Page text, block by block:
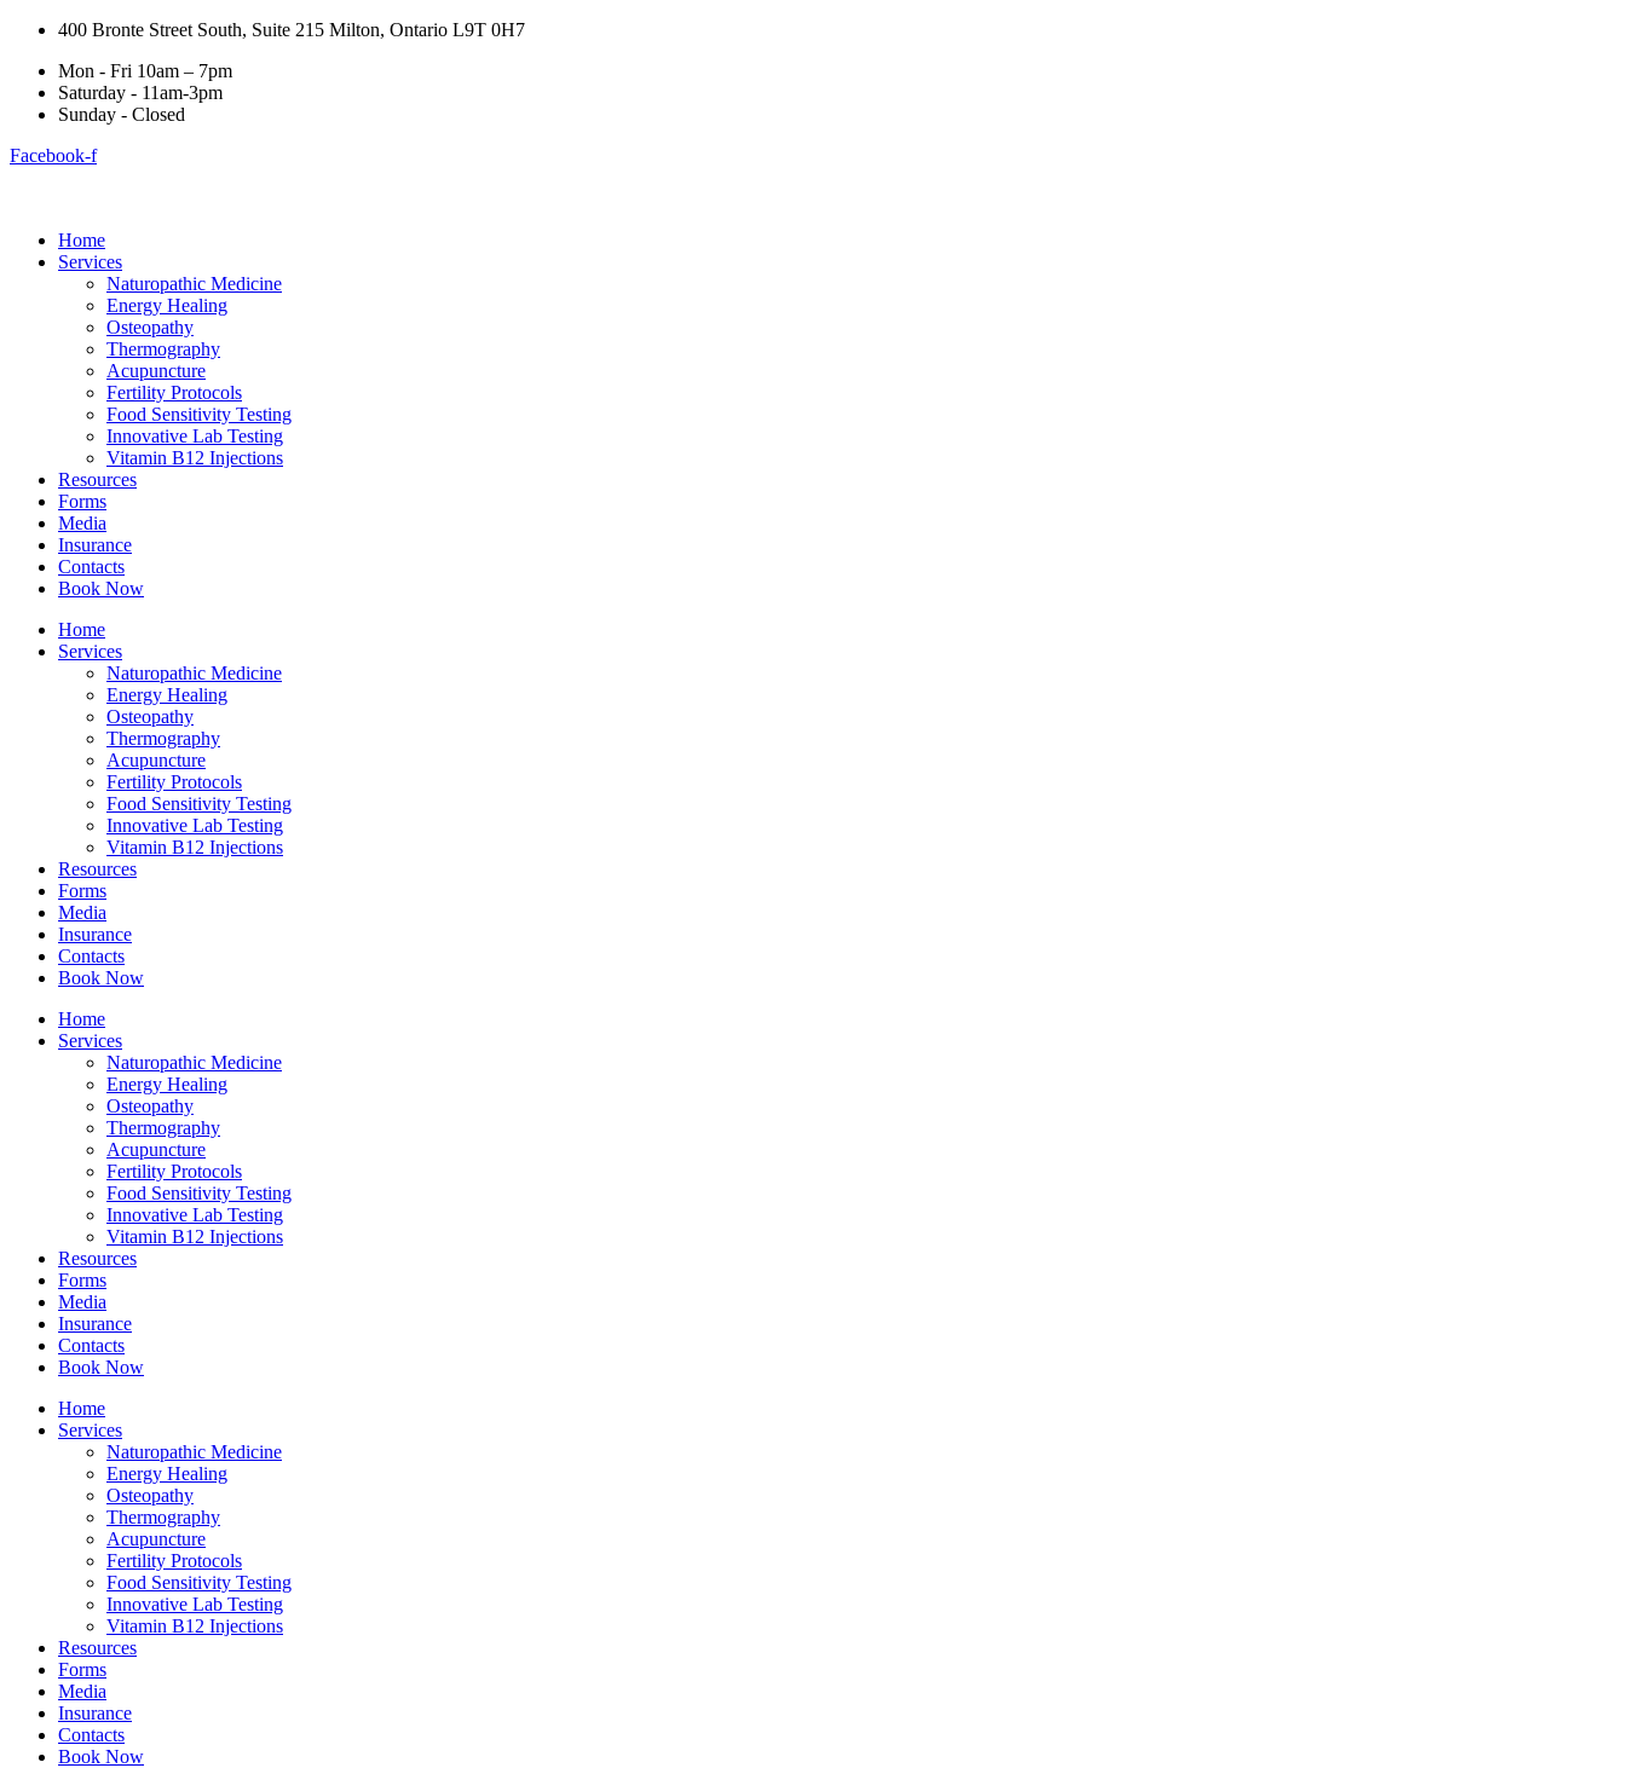
400 Bronte Street South, Suite 215 Milton, Ontario L9T 0H7
Mon - Fri 10am – 7pm
Saturday - 11am-3pm
Sunday - Closed
Facebook-f
Home
Services
Naturopathic Medicine
Energy Healing
Osteopathy
Thermography
Acupuncture
Fertility Protocols
Food Sensitivity Testing
Innovative Lab Testing
Vitamin B12 Injections
Resources
Forms
Media
Insurance
Contacts
Book Now
Home
Services
Naturopathic Medicine
Energy Healing
Osteopathy
Thermography
Acupuncture
Fertility Protocols
Food Sensitivity Testing
Innovative Lab Testing
Vitamin B12 Injections
Resources
Forms
Media
Insurance
Contacts
Book Now
Home
Services
Naturopathic Medicine
Energy Healing
Osteopathy
Thermography
Acupuncture
Fertility Protocols
Food Sensitivity Testing
Innovative Lab Testing
Vitamin B12 Injections
Resources
Forms
Media
Insurance
Contacts
Book Now
Home
Services
Naturopathic Medicine
Energy Healing
Osteopathy
Thermography
Acupuncture
Fertility Protocols
Food Sensitivity Testing
Innovative Lab Testing
Vitamin B12 Injections
Resources
Forms
Media
Insurance
Contacts
Book Now